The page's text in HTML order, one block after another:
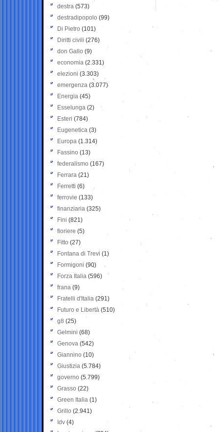
destra (573)
destradipopolo (99)
Di Pietro (101)
Diritti civili (276)
don Gallo (9)
economia (2.331)
elezioni (3.303)
emergenza (3.077)
Energia (45)
Esselunga (2)
Esteri (784)
Eugenetica (3)
Europa (1.314)
Fassino (13)
federalismo (167)
Ferrara (21)
Ferretti (6)
ferrovie (133)
finanziaria (325)
Fini (821)
fioriere (5)
Fitto (27)
Fontana di Trevi (1)
Formigoni (90)
Forza Italia (596)
frana (9)
Fratelli d'Italia (291)
Futuro e Libertà (510)
g8 (25)
Gelmini (68)
Genova (542)
Giannino (10)
Giustizia (5.784)
governo (5.799)
Grasso (22)
Green Italia (1)
Grillo (2.941)
Idv (4)